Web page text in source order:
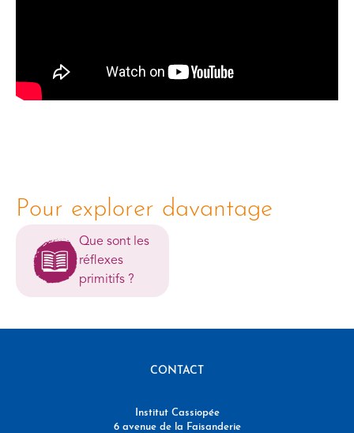
Pour explorer davantage
Que sont les
réflexes
primitifs ?
CONTACT
Institut Cassiopée
6 avenue de la Faisanderie